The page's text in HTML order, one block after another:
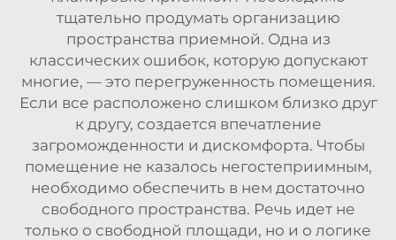
тщательно продумать организацию
пространства приемной. Одна из
классических ошибок, которую допускают
многие, — это перегруженность помещения.
Если все расположено слишком близко друг
к другу, создается впечатление
загроможденности и дискомфорта. Чтобы
помещение не казалось негостеприимным,
необходимо обеспечить в нем достаточно
свободного пространства. Речь идет не
только о свободной площади, но и о логике